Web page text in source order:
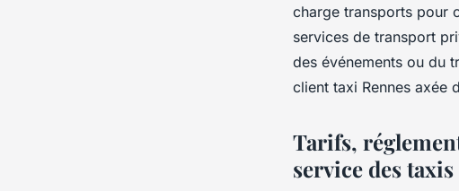
charge transports pour
services de transport
des événements ou du
client taxi Rennes axée
Tarifs,
service des taxis